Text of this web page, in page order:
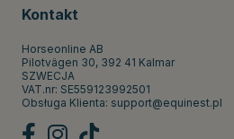
Kontakt
Horseonline AB
Pilotvägen 30, 392 41 Kalmar
SZWECJA
VAT.nr: SE559123992501
Obsługa Klienta: support@equinest.pl